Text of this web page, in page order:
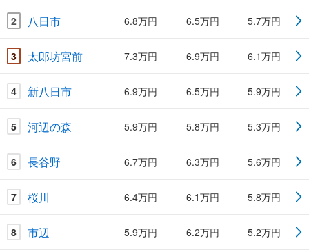
2 八日市 6.8万円 6.5万円 5.7万円
3 太郎坊宮前 7.3万円 6.9万円 6.1万円
4 新八日市 6.9万円 6.5万円 5.9万円
5 河辺の森 5.9万円 5.8万円 5.3万円
6 長谷野 6.7万円 6.3万円 5.6万円
7 桜川 6.4万円 6.1万円 5.8万円
8 市辺 5.9万円 6.2万円 5.2万円